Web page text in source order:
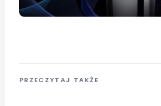
PRZECZYTAJ TAKŻE